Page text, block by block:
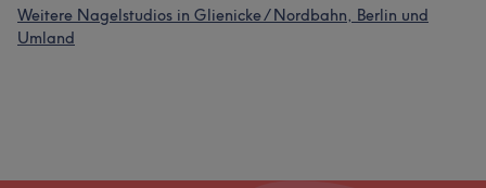
Weitere Nagelstudios in Glienicke / Nordbahn, Berlin und
Umland